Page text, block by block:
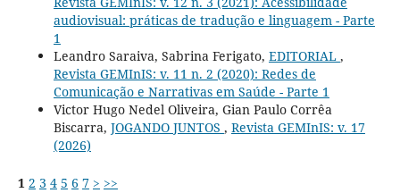
audiovisual: práticas de tradução e linguagem - Parte
1
Leandro Saraiva, Sabrina Ferigato, EDITORIAL ,
Revista GEMInIS: v. 11 n. 2 (2020): Redes de
Comunicação e Narrativas em Saúde - Parte 1
Victor Hugo Nedel Oliveira, Gian Paulo Corrêa
Biscarra, JOGANDO JUNTOS , Revista GEMInIS: v. 17
(2026)
1 2 3 4 5 6 7 > >>